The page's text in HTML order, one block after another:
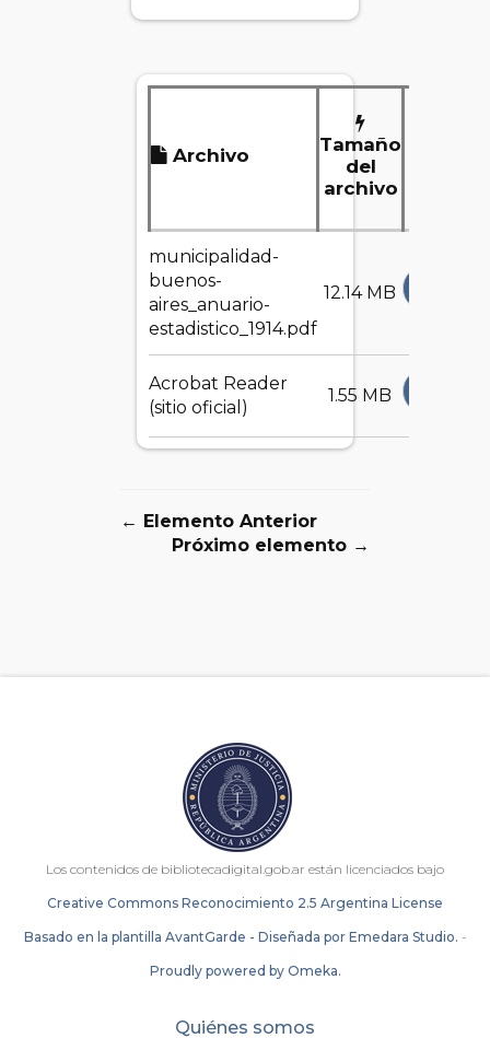
Archivo
Tamaño
del
archivo
municipalidad-
buenos-
aires_anuario-
estadistico_1914.pdf
12.14 MB
Acrobat Reader
(sitio oficial)
1.55 MB
← Elemento Anterior
Próximo elemento →
Los contenidos de bibliotecadigital.gob.ar están licenciados bajo
Creative Commons Reconocimiento 2.5 Argentina License
Basado en la plantilla AvantGarde - Diseñada por Emedara Studio. -
Proudly powered by Omeka.
Quiénes somos